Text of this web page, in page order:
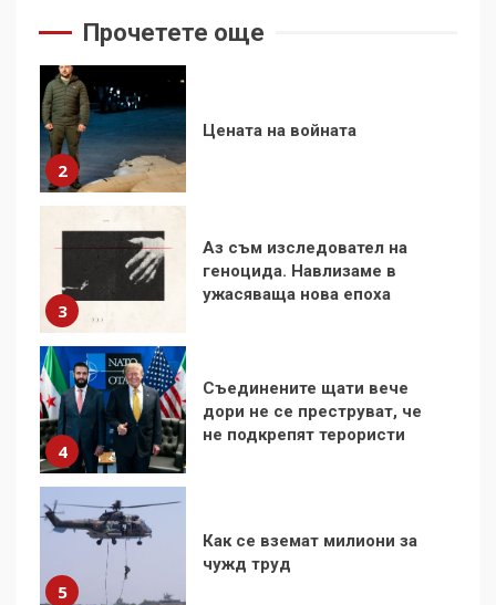
Прочетете още
2
3
геноцида. Навлизаме в
4
Съединените щати вече
дори не се преструват, че
не подкрепят терористи
5
Как се вземат милиони за
чужд труд
6
подкрепиха Куба, България
избра да е сред 30